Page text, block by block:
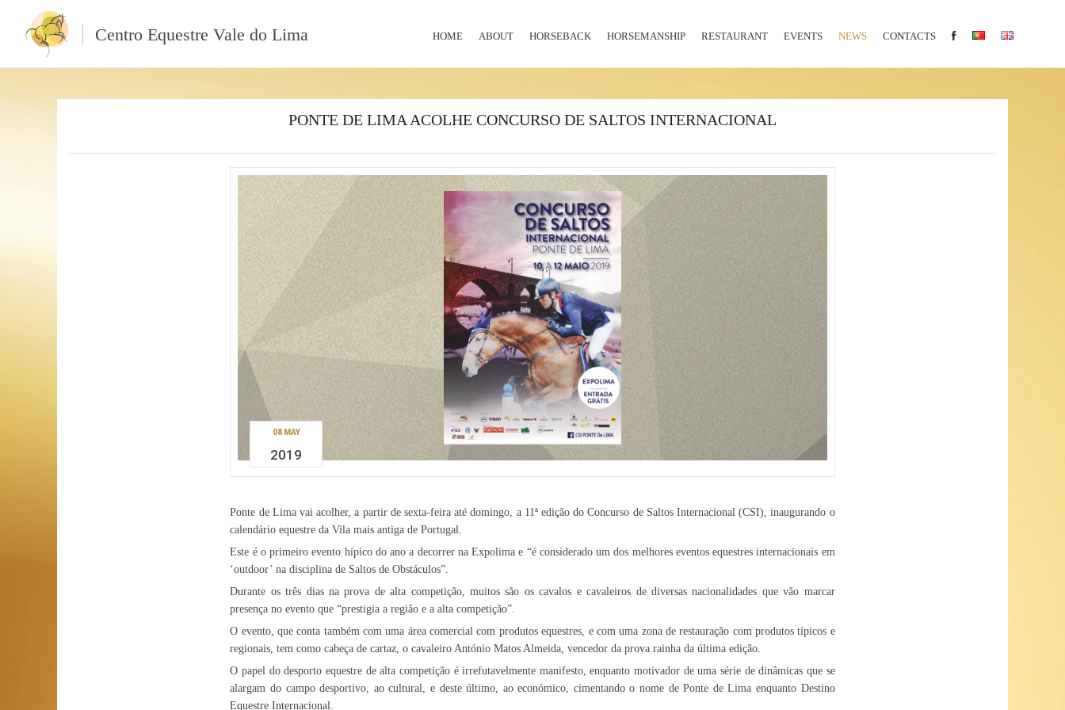
Centro Equestre Vale do Lima HOME ABOUT HORSEBACK HORSEMANSHIP RESTAURANT EVENTS NEWS CONTACTS
PONTE DE LIMA ACOLHE CONCURSO DE SALTOS INTERNACIONAL
08 MAY
2019
Ponte de Lima vai acolher, a partir de sexta-feira até domingo, a 11ª edição do Concurso de Saltos Internacional (CSI), inaugurando o
calendário equestre da Vila mais antiga de Portugal.
Este é o primeiro evento hípico do ano a decorrer na Expolima e “é considerado um dos melhores eventos equestres internacionais em
‘outdoor’ na disciplina de Saltos de Obstáculos”.
Durante os três dias na prova de alta competição, muitos são os cavalos e cavaleiros de diversas nacionalidades que vão marcar
presença no evento que “prestigia a região e a alta competição”.
O evento, que conta também com uma área comercial com produtos equestres, e com uma zona de restauração com produtos típicos e
regionais, tem como cabeça de cartaz, o cavaleiro António Matos Almeida, vencedor da prova rainha da última edição.
O papel do desporto equestre de alta competição é irrefutavelmente manifesto, enquanto motivador de uma série de dinâmicas que se
alargam do campo desportivo, ao cultural, e deste último, ao económico, cimentando o nome de Ponte de Lima enquanto Destino
Equestre Internacional.